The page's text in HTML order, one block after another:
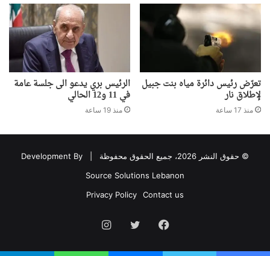
تعرّض رئيس دائرة مياه بنت جبيل
لإطلاق نار
منذ 17 ساعة
الرئيس بري يدعو الى جلسة عامة
في 11 و12 الحالي
منذ 19 ساعة
© حقوق النشر 2026، جميع الحقوق محفوظة |
Development By
Source Solutions Lebanon
Contact us
Privacy Policy
فيسبوك تويتر انستقرام